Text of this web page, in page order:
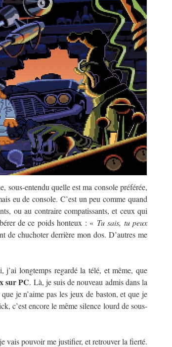
sous-entendu quelle est ma console préférée,
eu de console. C’est un peu comme quand
ou au contraire compatissants, et ceux qui
de ce poids honteux : « Tu sais, tu peux
de chuchoter derrière mon dos. D’autres me
longtemps regardé la télé, et même, que
sur PC. Là, je suis de nouveau admis dans la
je n’aime pas les jeux de baston, et que je
c’est encore le même silence lourd de sous-
vais pouvoir me justifier, et retrouver la fierté.